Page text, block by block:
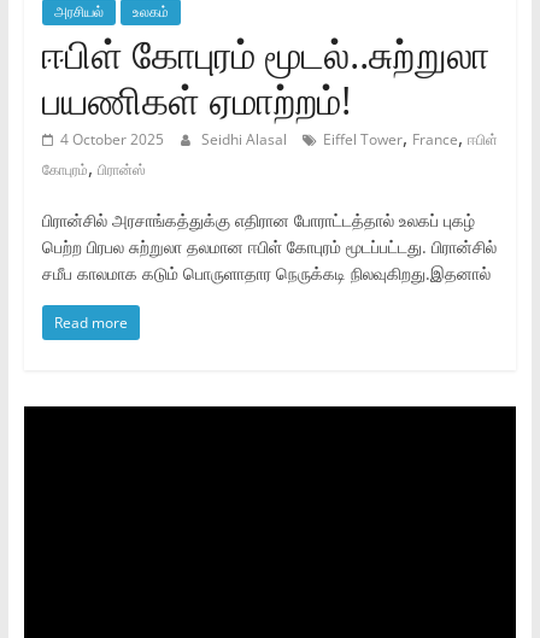
அரசியல் உலகம்
ஈபிள் கோபுரம் மூடல்..சுற்றுலா
பயணிகள் ஏமாற்றம்!
4 October 2025 Seidhi Alasal Eiffel Tower, France, ஈபிள்
கோபுரம், பிரான்ஸ்
பிரான்சில் அரசாங்கத்துக்கு எதிரான போராட்டத்தால் உலகப் புகழ்
பெற்ற பிரபல சுற்றுலா தலமான ஈபிள் கோபுரம் மூடப்பட்டது. பிரான்சில்
சமீப காலமாக கடும் பொருளாதார நெருக்கடி நிலவுகிறது.இதனால்
Read more